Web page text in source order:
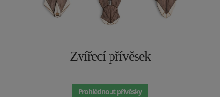
Zvířecí přívěsek
Prohlédnout přívěsky